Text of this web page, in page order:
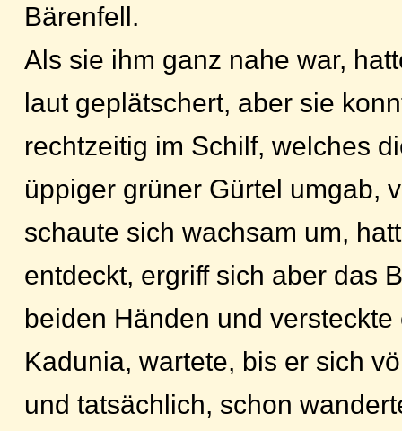
Bärenfell.
Als sie ihm ganz nahe war,
laut geplätschert, aber sie
rechtzeitig im Schilf, welches
üppiger grüner Gürtel umgab,
schaute sich wachsam um,
entdeckt, ergriff sich aber das
beiden Händen und
Kadunia, wartete, bis er sich
und tatsächlich, schon